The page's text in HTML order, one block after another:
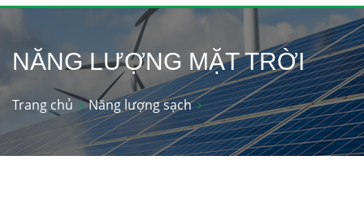
NĂNG LƯỢNG MẶT TRỜI
Trang chủ Năng lượng sạch